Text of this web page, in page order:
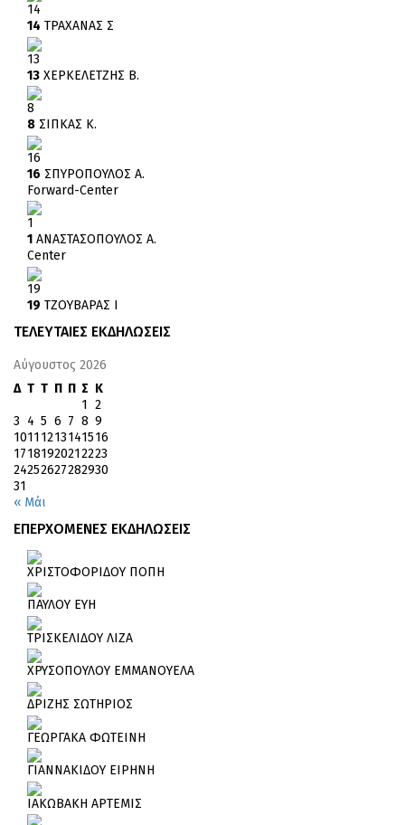
14
14 ΤΡΑΧΑΝΑΣ Σ
13
13 ΧΕΡΚΕΛΕΤΖΗΣ Β.
8
8 ΣΙΠΚΑΣ Κ.
16
16 ΣΠΥΡΟΠΟΥΛΟΣ Α.
Forward-Center
1
1 ΑΝΑΣΤΑΣΟΠΟΥΛΟΣ Α.
Center
19
19 ΤΖΟΥΒΑΡΑΣ Ι
ΤΕΛΕΥΤΑΙΕΣ ΕΚΔΗΛΩΣΕΙΣ
Αύγουστος 2026
Δ Τ Τ Π Π Σ Κ
« Μάι
1 2
3 4 5 6 7 8 9
10111213141516
17181920212223
24252627282930
31
ΕΠΕΡΧΟΜΕΝΕΣ ΕΚΔΗΛΩΣΕΙΣ
ΧΡΙΣΤΟΦΟΡΙΔΟΥ ΠΟΠΗ
ΠΑΥΛΟΥ ΕΥΗ
ΤΡΙΣΚΕΛΙΔΟΥ ΛΙΖΑ
ΧΡΥΣΟΠΟΥΛΟΥ ΕΜΜΑΝΟΥΕΛΑ
ΔΡΙΖΗΣ ΣΩΤΗΡΙΟΣ
ΓΕΩΡΓΑΚΑ ΦΩΤΕΙΝΗ
ΓΙΑΝΝΑΚΙΔΟΥ ΕΙΡΗΝΗ
ΙΑΚΩΒΑΚΗ ΑΡΤΕΜΙΣ